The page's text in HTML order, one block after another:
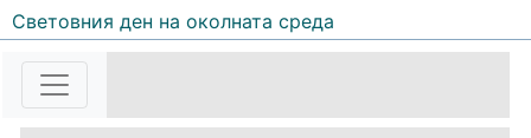
71 | 2026-08-07 09:25:36
Песни, танци, пъстри носии и
жители и гости на общината във
фолклорната вечер на Панаирни
Световния ден на околната среда